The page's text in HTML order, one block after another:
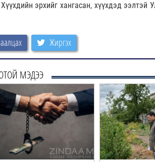
эрхийг хангасан, хүүхдэд ээлтэй
Жиргэх
МЭДЭЭ